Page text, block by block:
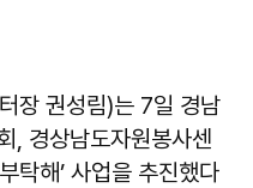
장 권성림)는 7일 경남
, 경상남도자원봉사센
탁해’ 사업을 추진했다